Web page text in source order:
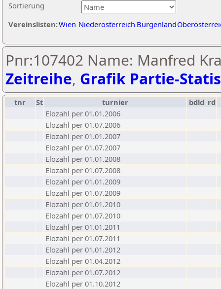
Sortierung
Vereinslisten:Wien Niederösterreich Burgenland
Pnr:107402 Name: Manfred
Zeitreihe, Grafik Partie-
tnr St turnier bdld rd
Elozahl per 01.01.2006
Elozahl per 01.07.2006
Elozahl per 01.01.2007
Elozahl per 01.07.2007
Elozahl per 01.01.2008
Elozahl per 01.07.2008
Elozahl per 01.01.2009
Elozahl per 01.07.2009
Elozahl per 01.01.2010
Elozahl per 01.07.2010
Elozahl per 01.01.2011
Elozahl per 01.07.2011
Elozahl per 01.01.2012
Elozahl per 01.04.2012
Elozahl per 01.07.2012
Elozahl per 01.10.2012